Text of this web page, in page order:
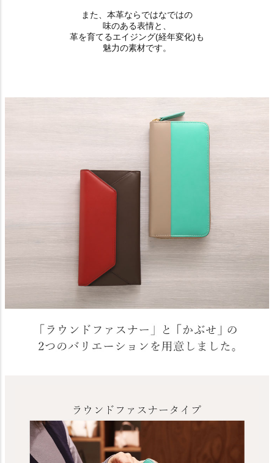
また、本革ならではなではの
味のある表情と、
革を育てるエイジング(経年変化)も
魅力の素材です。